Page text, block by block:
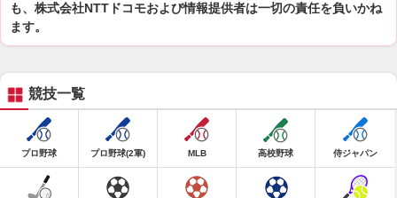
も、株式会社NTTドコモおよび情報提供者は一切の責任を負いかね
ます。
競技一覧
プロ野球 プロ野球(2軍) MLB 高校野球 侍ジャパン